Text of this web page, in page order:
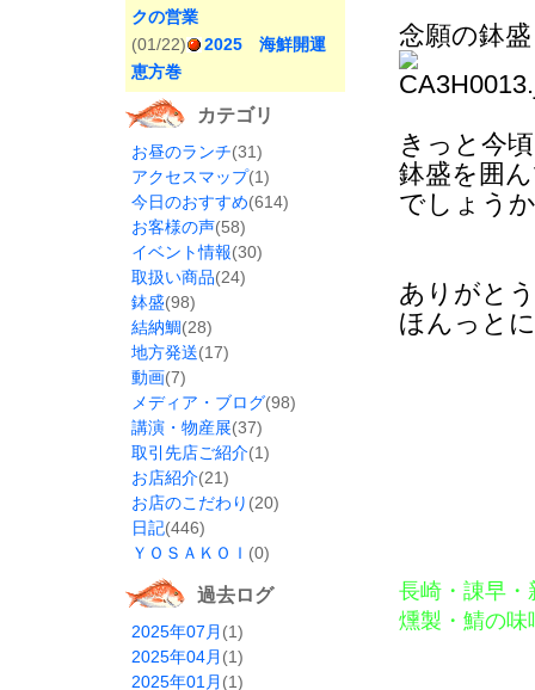
クの営業
(01/22)
2025 海鮮開運
恵方巻
カテゴリ
お昼のランチ(31)
アクセスマップ(1)
今日のおすすめ(614)
お客様の声(58)
イベント情報(30)
取扱い商品(24)
鉢盛(98)
結納鯛(28)
地方発送(17)
動画(7)
メディア・ブログ(98)
講演・物産展(37)
取引先店ご紹介(1)
お店紹介(21)
お店のこだわり (20)
日記(446)
ＹＯＳＡＫＯＩ (0)
過去ログ
2025年07月 (1)
2025年04月 (1)
2025年01月 (1)
念願の鉢
きっと今
鉢盛を囲
でしょう
ありがと
ほんっと
長崎・諌早
燻製・鯖の味